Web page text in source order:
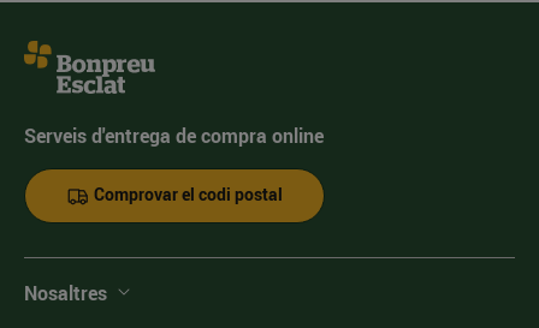
Serveis d'entrega de compra online
Comprovar el codi postal
Nosaltres